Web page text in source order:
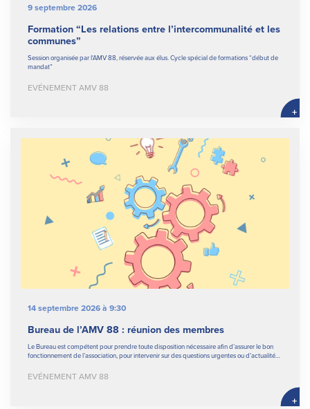
9 septembre 2026
Formation “Les relations entre l’intercommunalité et les
communes”
Session organisée par l'AMV 88, réservée aux élus. Cycle spécial de formations “début de
mandat”
EVÉNEMENT AMV 88
+
14 septembre 2026 à 9:30
Bureau de l’AMV 88 : réunion des membres
Le Bureau est compétent pour prendre toute disposition nécessaire afin d’assurer le bon
fonctionnement de l’association, pour intervenir sur des questions urgentes ou d’actualité…
EVÉNEMENT AMV 88
+